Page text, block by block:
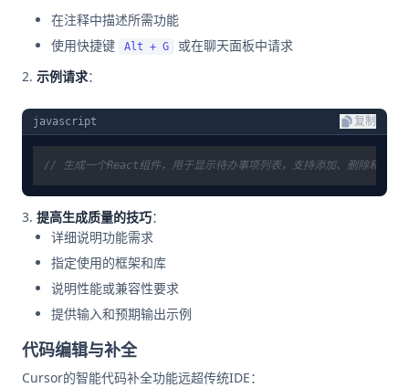
在注释中描述所需功能
使用快捷键
Alt + G
或在聊天面板中请求
示例请求：
javascript 复制
// 生成一个React组件，用于显示待办事项列表，支持添加、删除和标记
提高生成质量的技巧：
详细说明功能需求
指定使用的框架和库
说明性能或兼容性要求
提供输入和预期输出示例
代码编辑与补全
Cursor的智能代码补全功能远超传统IDE：